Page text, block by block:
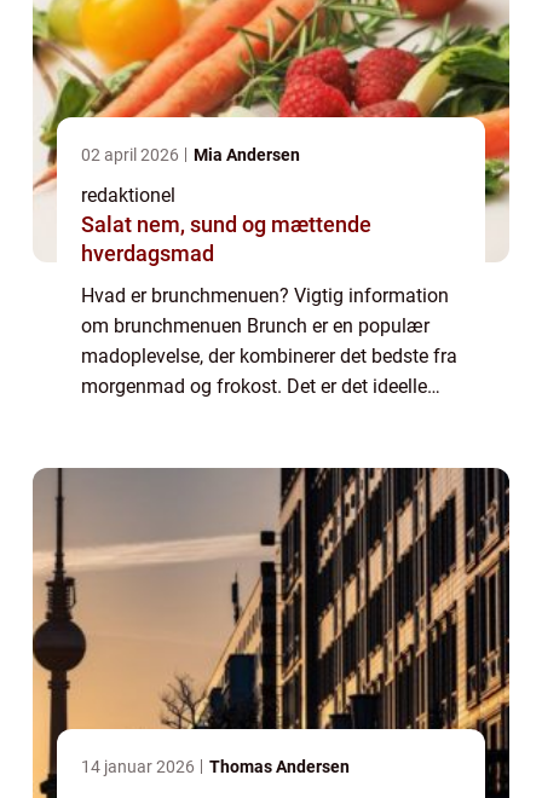
02 april 2026 Mia Andersen
redaktionel
Salat nem, sund og mættende
hverdagsmad
Hvad er brunchmenuen? Vigtig information
om brunchmenuen Brunch er en populær
madoplevelse, der kombinerer det bedste fra
morgenmad og frokost. Det er det ideelle
14 januar 2026 Thomas Andersen